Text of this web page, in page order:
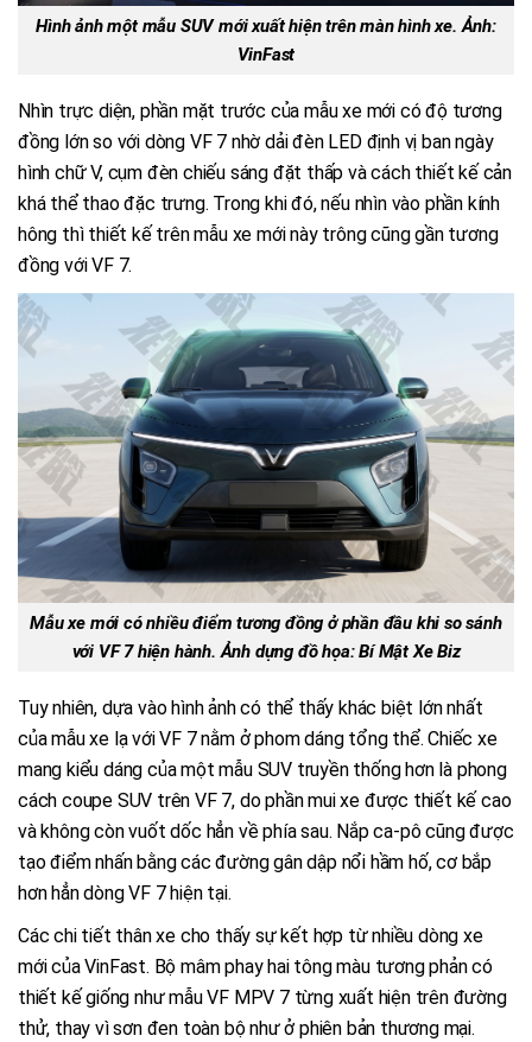
Hình ảnh một mẫu SUV mới xuất hiện trên màn hình xe. Ảnh:
VinFast
Nhìn trực diện, phần mặt trước của mẫu xe mới có độ tương
đồng lớn so với dòng VF 7 nhờ dải đèn LED định vị ban ngày
hình chữ V, cụm đèn chiếu sáng đặt thấp và cách thiết kế cản
khá thể thao đặc trưng. Trong khi đó, nếu nhìn vào phần kính
hông thì thiết kế trên mẫu xe mới này trông cũng gần tương
đồng với VF 7.
Mẫu xe mới có nhiều điểm tương đồng ở phần đầu khi so sánh
với VF 7 hiện hành. Ảnh dựng đồ họa: Bí Mật Xe Biz
Tuy nhiên, dựa vào hình ảnh có thể thấy khác biệt lớn nhất
của mẫu xe lạ với VF 7 nằm ở phom dáng tổng thể. Chiếc xe
mang kiểu dáng của một mẫu SUV truyền thống hơn là phong
cách coupe SUV trên VF 7, do phần mui xe được thiết kế cao
và không còn vuốt dốc hẳn về phía sau. Nắp ca-pô cũng được
tạo điểm nhấn bằng các đường gân dập nổi hầm hố, cơ bắp
hơn hẳn dòng VF 7 hiện tại.
Các chi tiết thân xe cho thấy sự kết hợp từ nhiều dòng xe
mới của VinFast. Bộ mâm phay hai tông màu tương phản có
thiết kế giống như mẫu VF MPV 7 từng xuất hiện trên đường
thử, thay vì sơn đen toàn bộ như ở phiên bản thương mại.